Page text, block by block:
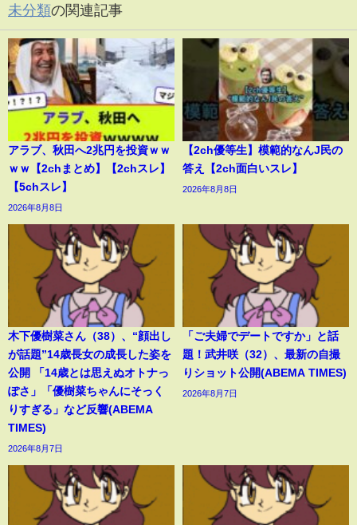
未分類の関連記事
アラブ、秋田へ2兆円を投資ｗｗ
ｗｗ【2chまとめ】【2chスレ】
【5chスレ】
2026年8月8日
【2ch優等生】模範的なんJ民の
答え【2ch面白いスレ】
2026年8月8日
木下優樹菜さん（38）、“顔出し
が話題”14歳長女の成長した姿を
公開 「14歳とは思えぬオトナっ
ぽさ」「優樹菜ちゃんにそっく
りすぎる」など反響(ABEMA
TIMES)
2026年8月7日
「ご夫婦でデートですか」と話
題！武井咲（32）、最新の自撮
りショット公開(ABEMA TIMES)
2026年8月7日